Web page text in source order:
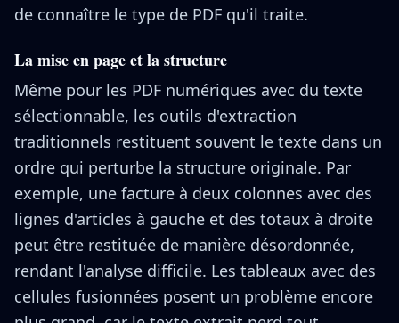
de connaître le type de PDF qu'il traite.
La mise en page et la structure
Même pour les PDF numériques avec du texte
sélectionnable, les outils d'extraction
traditionnels restituent souvent le texte dans un
ordre qui perturbe la structure originale. Par
exemple, une facture à deux colonnes avec des
lignes d'articles à gauche et des totaux à droite
peut être restituée de manière désordonnée,
rendant l'analyse difficile. Les tableaux avec des
cellules fusionnées posent un problème encore